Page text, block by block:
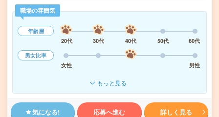
職場の雰囲気
年齢層
20代
30代 40代 50代
60代
男女比率
女性
男性
もっと見る
気になる! 応募へ進む 詳しく見る